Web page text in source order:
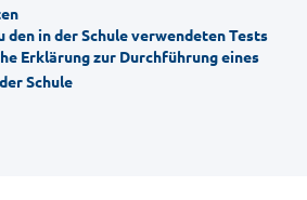
den in der Schule verwendeten Tests
Erklärung zur Durchführung eines
Schule